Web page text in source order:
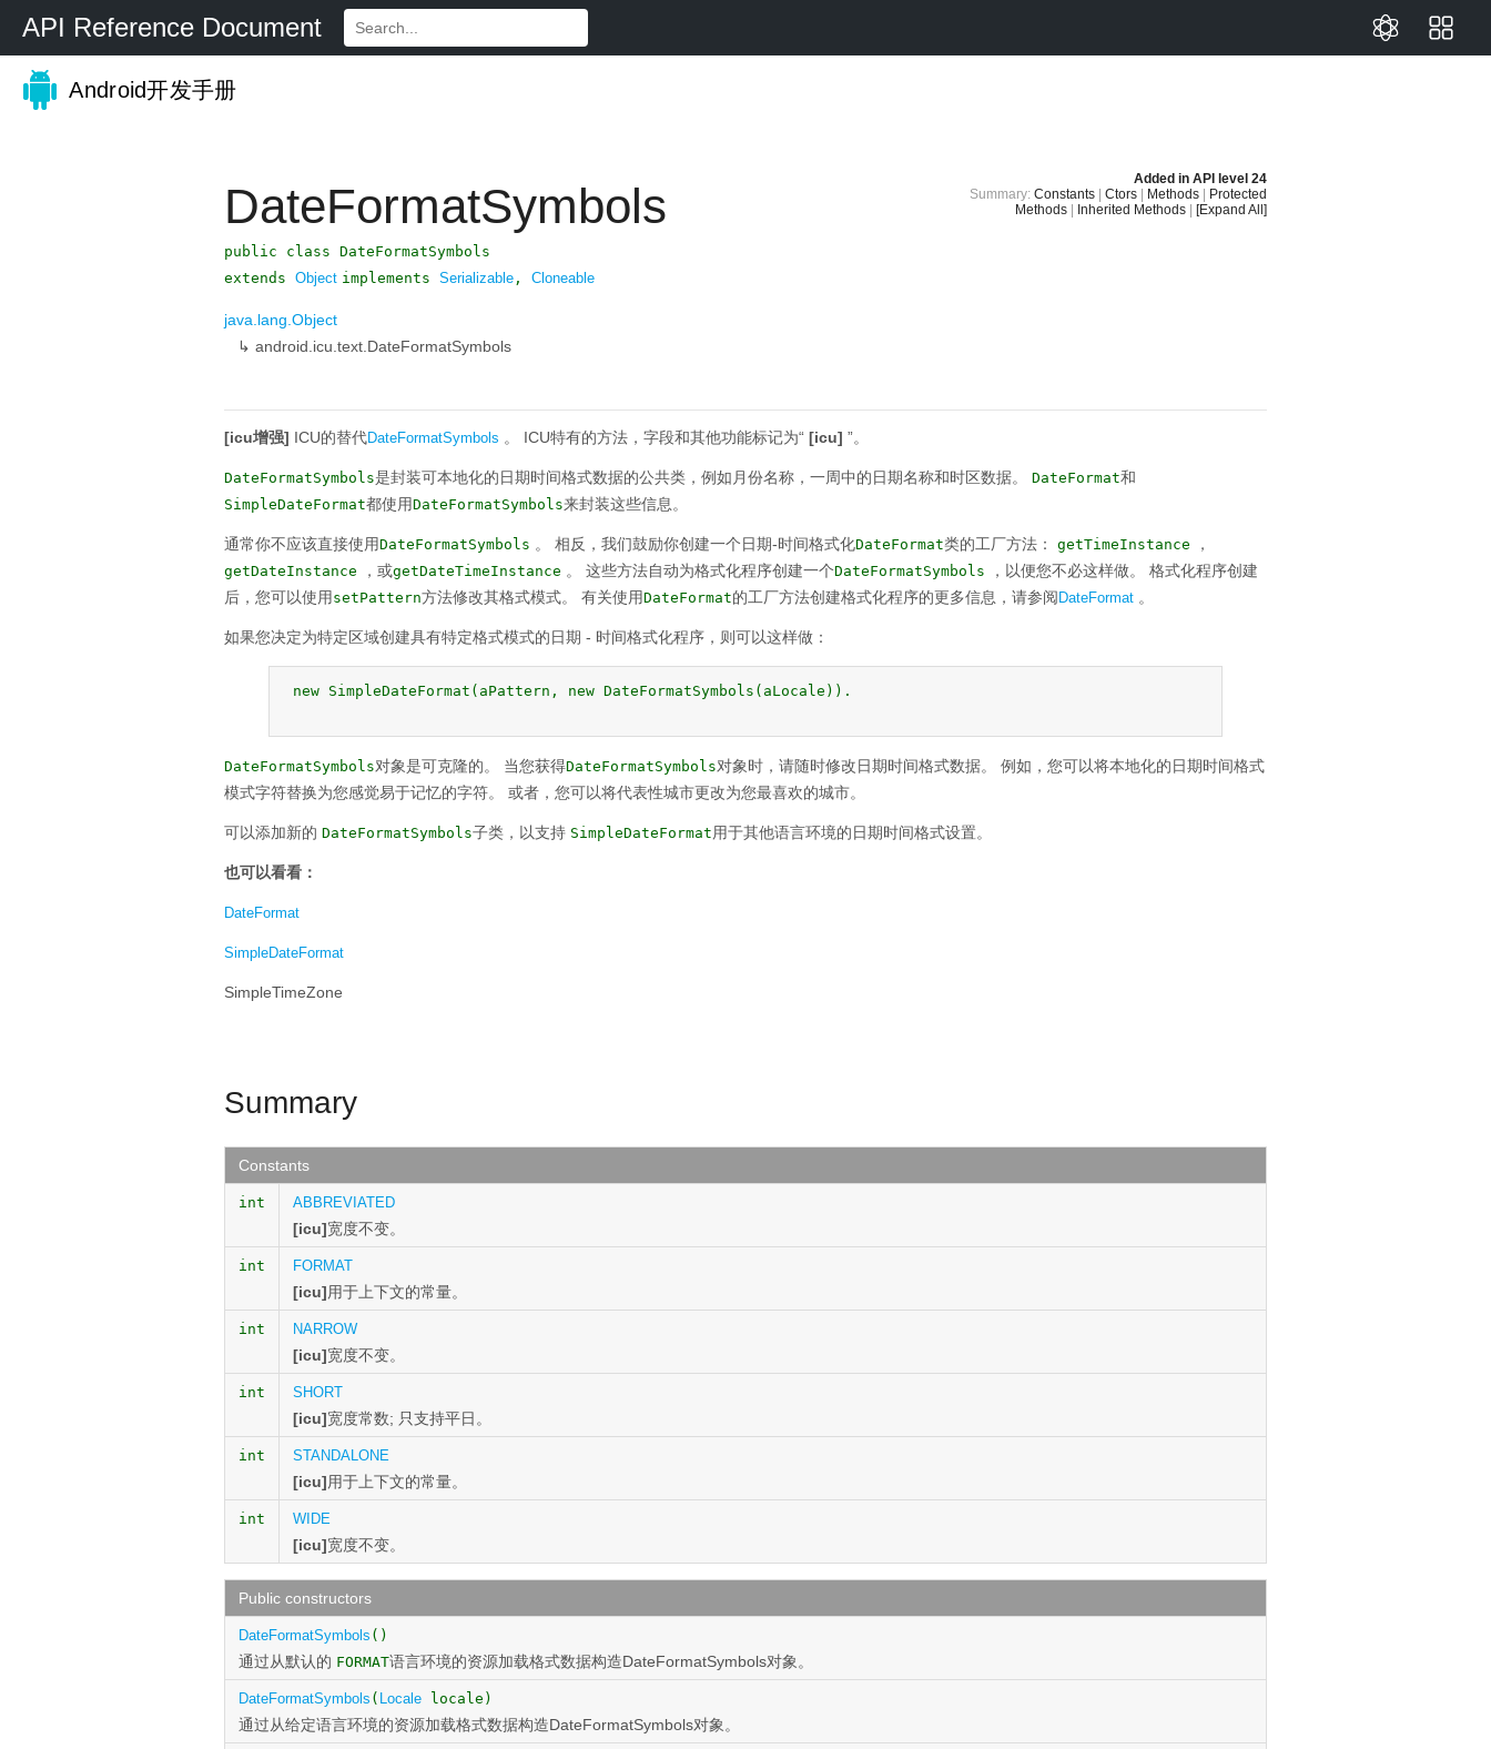
API Reference Document
Android开发手册
Added in API level 24
Summary: Constants Ctors Methods
Protected
Methods
Inherited Methods [Expand All]
DateFormatSymbols
public class DateFormatSymbols
extends Object implements Serializable , Cloneable
java.lang.Object
↳ android.icu.text.DateFormatSymbols
[icu增强] ICU的替代DateFormatSymbols 。 ICU特有的方法，字段和其他功能标记为“ [icu] ”。
DateFormatSymbols是封装可本地化的日期时间格式数据的公共类，例如月份名称，一周中的日期名称和时区数据。 DateFormat和
SimpleDateFormat都使用DateFormatSymbols来封装这些信息。
通常你不应该直接使用DateFormatSymbols 。 相反，我们鼓励你创建一个日期-时间格式化DateFormat类的工厂方法： getTimeInstance ，
getDateInstance ，或getDateTimeInstance 。 这些方法自动为格式化程序创建一个DateFormatSymbols ，以便您不必这样做。
格式化程序创建
后，您可以使用 setPattern方法修改其格式模式。 有关使用DateFormat的工厂方法创建格式化程序的更多信息，请参阅 DateFormat 。
如果您决定为特定区域创建具有特定格式模式的日期 - 时间格式化程序，则可以这样做：
new SimpleDateFormat(aPattern, new DateFormatSymbols(aLocale)).
DateFormatSymbols对象是可克隆的。 当您获得DateFormatSymbols对象时，请随时修改日期时间格式数据。
例如，您可以将本地化的日期时间格式
模式字符替换为您感觉易于记忆的字符。
或者，您可以将代表性城市更改为您最喜欢的城市。
可以添加新的 DateFormatSymbols子类，以支持 SimpleDateFormat 用于其他语言环境的日期时间格式设置。
也可以看看：
DateFormat
SimpleDateFormat
SimpleTimeZone
Summary
Constants
int ABBREVIATED
[icu]宽度不变。
int FORMAT
[icu]用于上下文的常量。
int NARROW
[icu]宽度不变。
int SHORT
[icu]宽度常数; 只支持平日。
int STANDALONE
[icu]用于上下文的常量。
int WIDE
[icu]宽度不变。
Public constructors
DateFormatSymbols ()
通过从默认的 FORMAT语言环境的资源加载格式数据构造DateFormatSymbols对象。
DateFormatSymbols ( Locale locale)
通过从给定语言环境的资源加载格式数据构造DateFormatSymbols对象。